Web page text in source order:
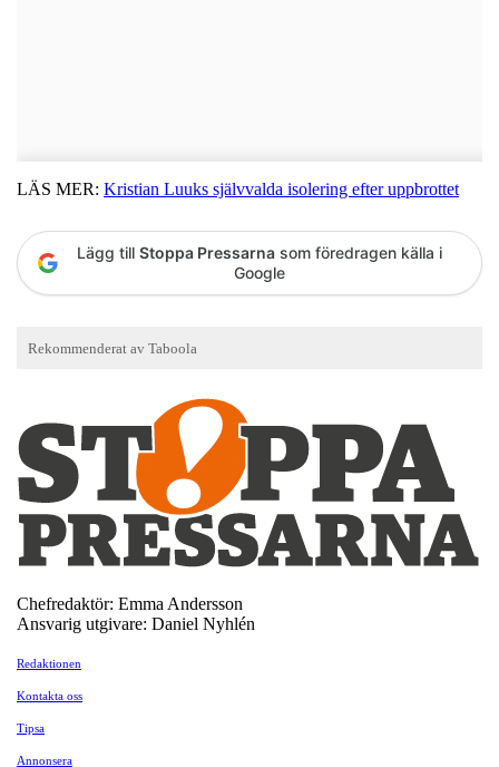
LÄS MER: Kristian Luuks självvalda isolering efter uppbrottet
Lägg till Stoppa Pressarna som föredragen källa i
Google
Chefredaktör: Emma Andersson
Ansvarig utgivare: Daniel Nyhlén
Redaktionen
Kontakta oss
Tipsa
Annonsera